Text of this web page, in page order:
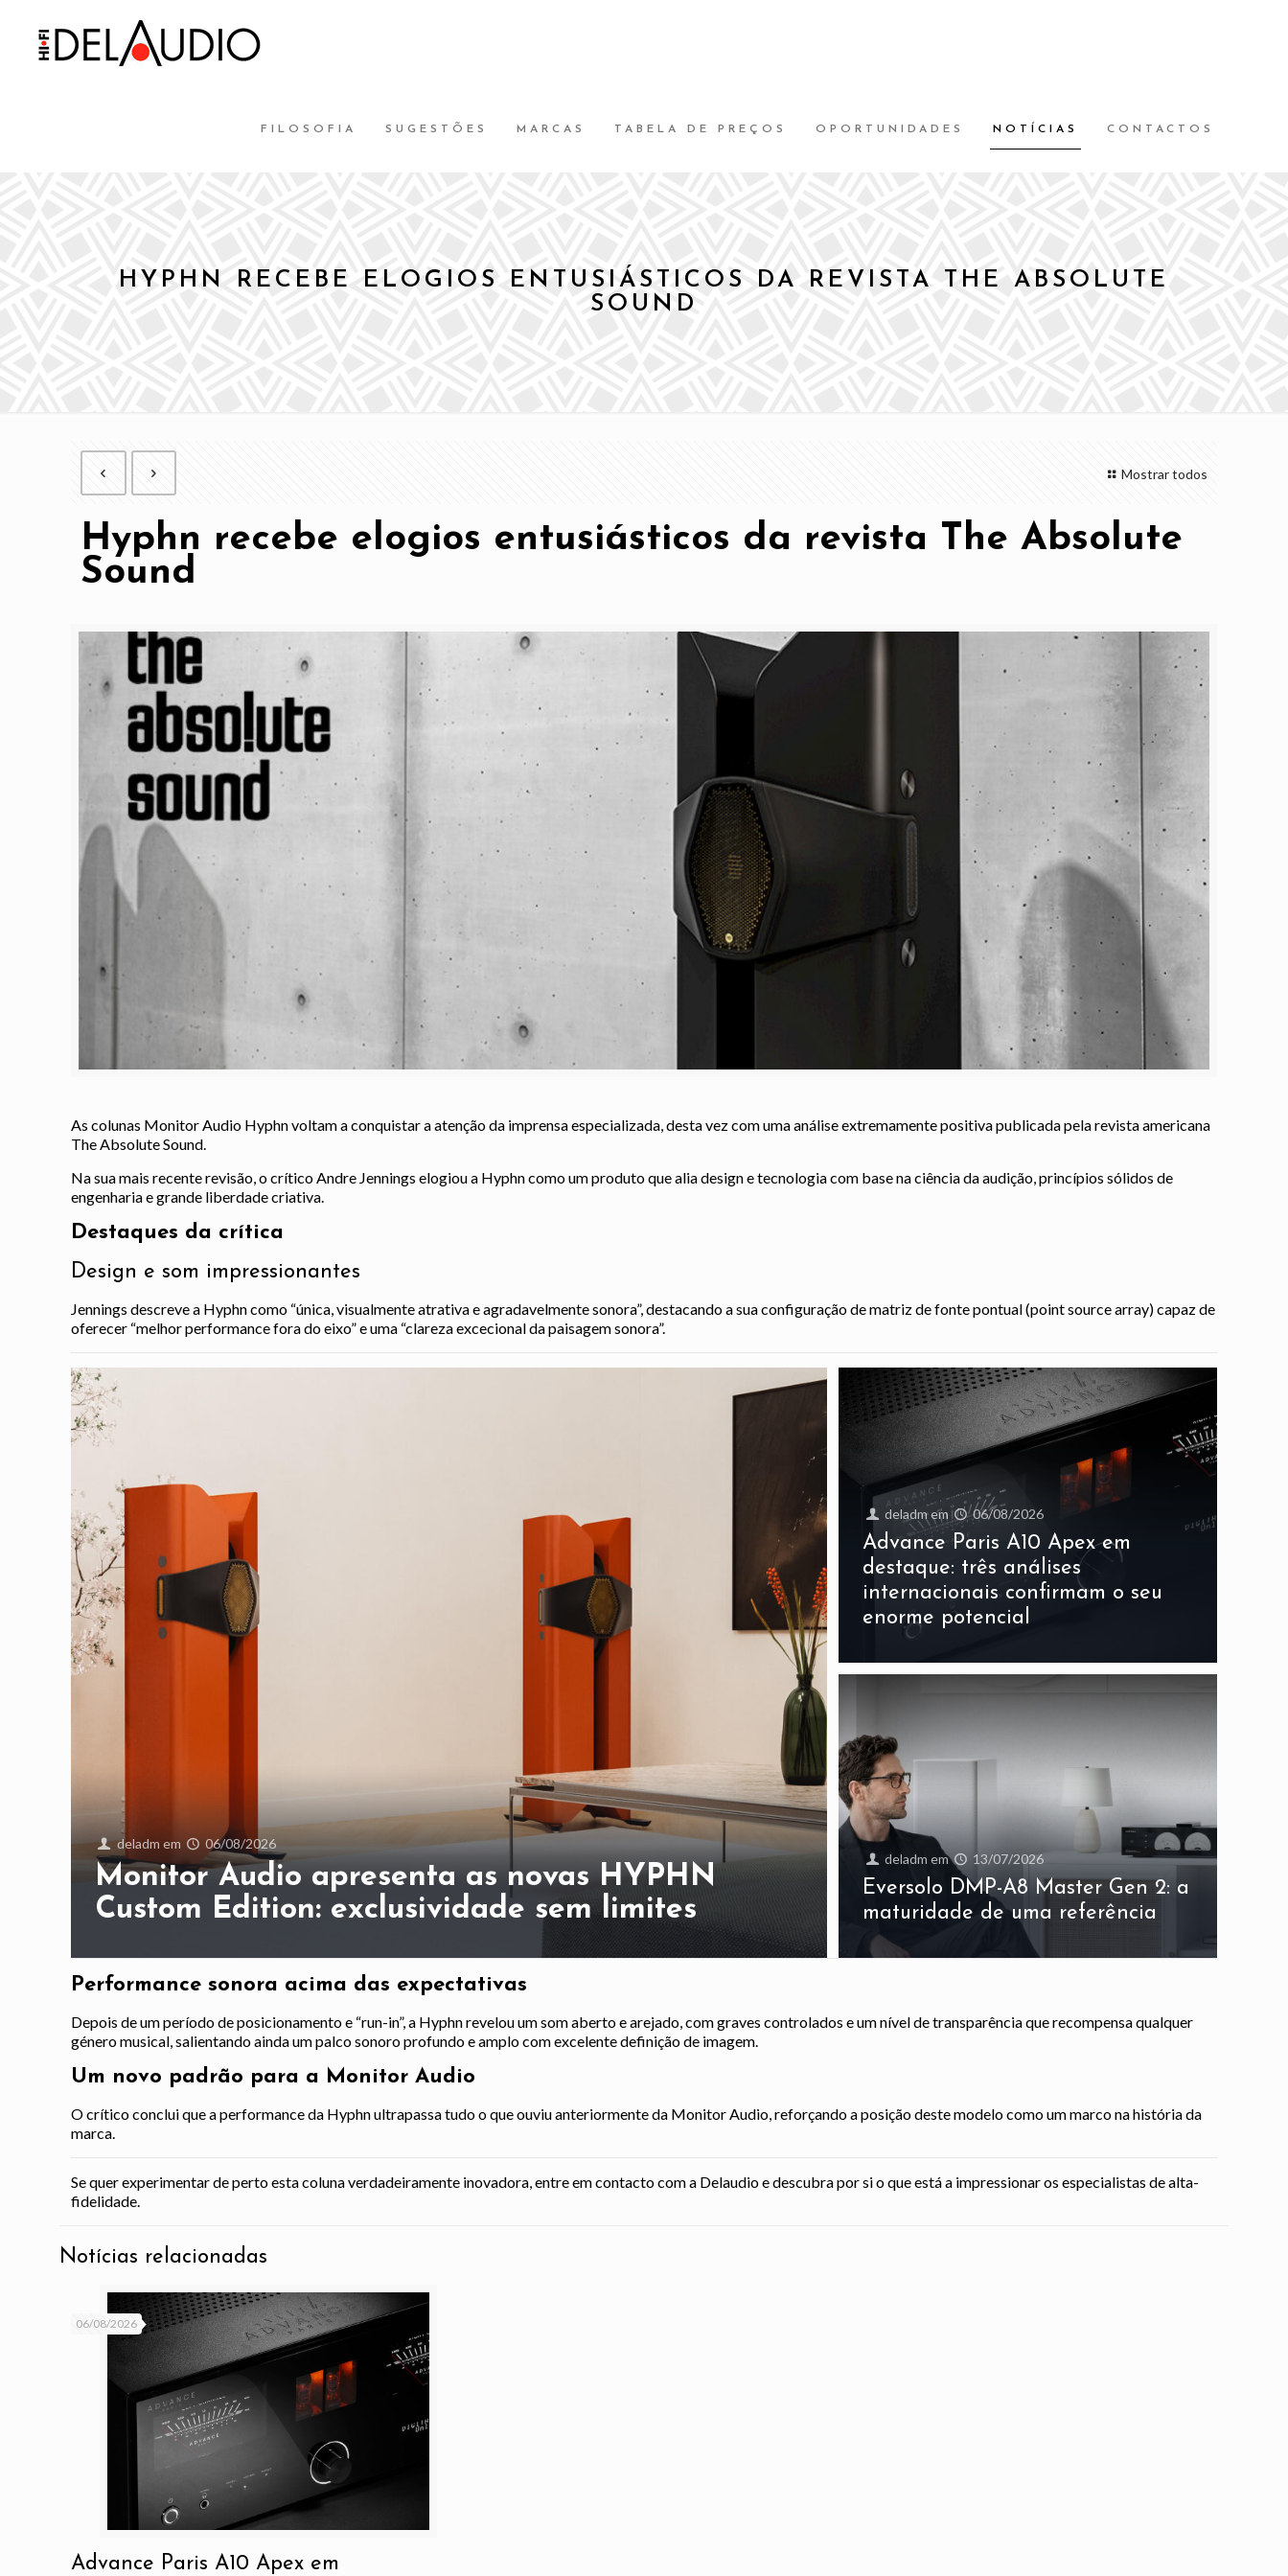
FILOSOFIA SUGESTÕES MARCAS TABELA DE PREÇOS OPORTUNIDADES NOTÍCIAS CONTACTOS
HYPHN RECEBE ELOGIOS ENTUSIÁSTICOS DA REVISTA THE ABSOLUTE
SOUND
Mostrar todos
Hyphn recebe elogios entusiásticos da revista The Absolute
Sound
As colunas Monitor Audio Hyphn voltam a conquistar a atenção da imprensa especializada, desta vez com uma análise extremamente positiva publicada pela revista americana
The Absolute Sound.
Na sua mais recente revisão, o crítico Andre Jennings elogiou a Hyphn como um produto que alia design e tecnologia com base na ciência da audição, princípios sólidos de
engenharia e grande liberdade criativa.
Destaques da crítica
Design e som impressionantes
Jennings descreve a Hyphn como “única, visualmente atrativa e agradavelmente sonora”, destacando a sua configuração de matriz de fonte pontual (point source array) capaz de
oferecer “melhor performance fora do eixo” e uma “clareza excecional da paisagem sonora”.
deladm em 06/08/2026
Monitor Audio apresenta as novas HYPHN
Custom Edition: exclusividade sem limites
deladmem 06/08/2026
Advance Paris A10 Apex em
destaque: três análises
internacionais confirmam o seu
enorme potencial
deladm em 13/07/2026
Eversolo DMP-A8 Master Gen 2: a
maturidade de uma referência
Performance sonora acima das expectativas
Depois de um período de posicionamento e “run-in”, a Hyphn revelou um som aberto e arejado, com graves controlados e um nível de transparência que recompensa qualquer
género musical, salientando ainda um palco sonoro profundo e amplo com excelente definição de imagem.
Um novo padrão para a Monitor Audio
O crítico conclui que a performance da Hyphn ultrapassa tudo o que ouviu anteriormente da Monitor Audio, reforçando a posição deste modelo como um marco na história da
marca.
Se quer experimentar de perto esta coluna verdadeiramente inovadora, entre em contacto com a Delaudio e descubra por si o que está a impressionar os especialistas de alta-
fidelidade.
Notícias relacionadas
06/08/2026
Advance Paris A10 Apex em